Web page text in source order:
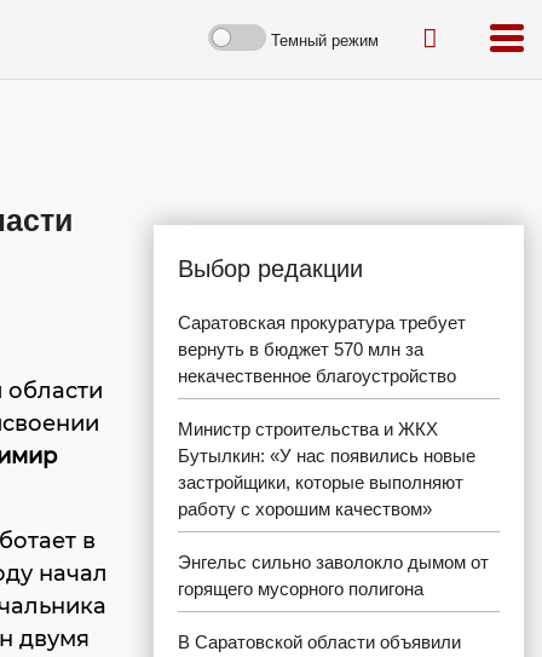
Темный режим
в
начал
двумя
Выбор редакции
Саратовская прокуратура требует
вернуть в бюджет 570 млн за
некачественное благоустройство
Министр строительства и ЖКХ
Бутылкин: «У нас появились новые
застройщики, которые выполняют
работу с хорошим качеством»
Энгельс сильно заволокло дымом от
горящего мусорного полигона
В Саратовской области объявили